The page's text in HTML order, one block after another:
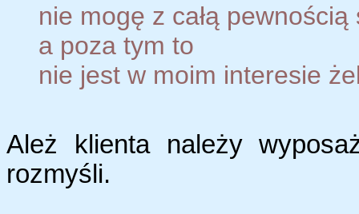
nie mogę z całą
a poza tym to
nie jest w moim interesie
Ależ klienta należy
rozmyśli.